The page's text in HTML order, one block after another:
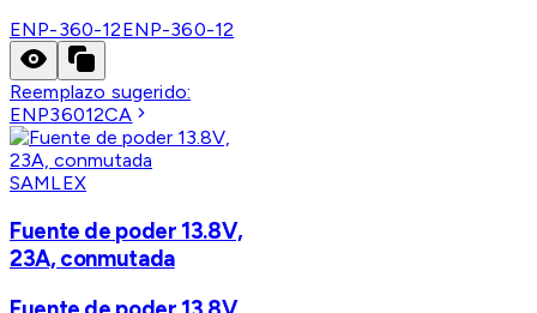
ENP-360-12ENP-360-12
Reemplazo sugerido:
ENP36012CA
SAMLEX
Fuente de poder 13.8V,
23A, conmutada